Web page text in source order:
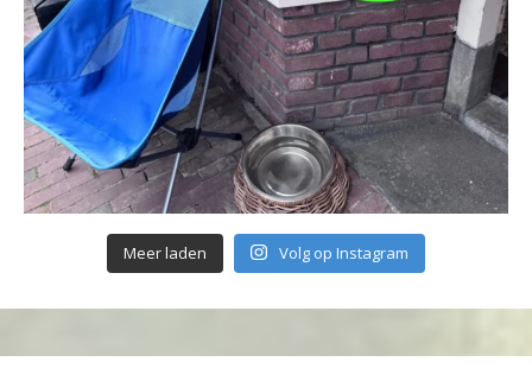
Meer laden Volg op Instagram